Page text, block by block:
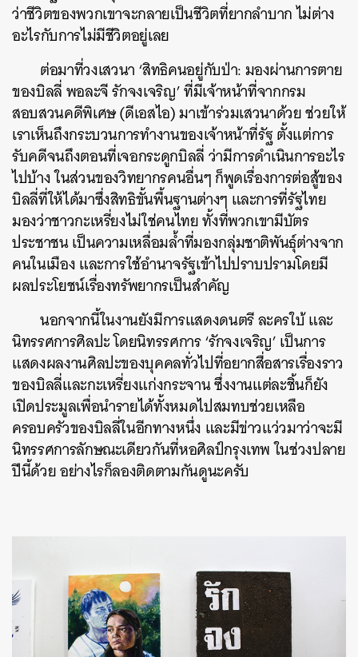
ว่าชีวิตของพวกเขาจะกลายเป็นชีวิตที่ยากลำบาก ไม่ต่าง
อะไรกับการไม่มีชีวิตอยู่เลย
ต่อมาที่วงเสวนา ‘สิทธิคนอยู่กับป่า: มองผ่านการตาย
ของบิลลี่ พอละจี รักจงเจริญ’ ที่มีเจ้าหน้าที่จากกรม
สอบสวนคดีพิเศษ (ดีเอสไอ) มาเข้าร่วมเสวนาด้วย ช่วยให้
เราเห็นถึงกระบวนการทำงานของเจ้าหน้าที่รัฐ ตั้งแต่การ
รับคดีจนถึงตอนที่เจอกระดูกบิลลี่ ว่ามีการดำเนินการอะไร
ไปบ้าง ในส่วนของวิทยากรคนอื่นๆ ก็พูดเรื่องการต่อสู้ของ
บิลลี่ที่ให้ได้มาซึ่งสิทธิขั้นพื้นฐานต่างๆ และการที่รัฐไทย
มองว่าชาวกะเหรี่ยงไม่ใช่คนไทย ทั้งที่พวกเขามีบัตร
ประชาชน เป็นความเหลื่อมล้ำที่มองกลุ่มชาติพันธ์ุต่างจาก
คนในเมือง และการใช้อำนาจรัฐเข้าไปปราบปรามโดยมี
ผลประโยชน์เรื่องทรัพยากรเป็นสำคัญ
นอกจากนี้ในงานยังมีการแสดงดนตรี ละครใบ้ และ
นิทรรศการศิลปะโดยนิทรรศการ ‘รักจงเจริญ’ เป็นการ
แสดงผลงานศิลปะของบุคคลทั่วไปที่อยากสื่อสารเรื่องราว
ของบิลลี่และกะเหรี่ยงแก่งกระจาน ซึ่งงานแต่ละชิ้นก็ยัง
เปิดประมูลเพื่อนำรายได้ทั้งหมดไปสมทบช่วยเหลือ
ครอบครัวของบิลลี่ในอีกทางหนึ่ง และมีข่าวแว่วมาว่าจะมี
นิทรรศการลักษณะเดียวกันที่หอศิลป์กรุงเทพ ในช่วงปลาย
ปีนี้ด้วย อย่างไรก็ลองติดตามกันดูนะครับ